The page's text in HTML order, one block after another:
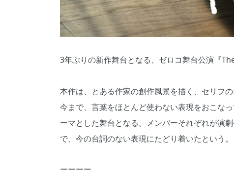
3年ぶりの新作舞台となる、ゼロコ舞台公演『
本作は、とある作家の創作風景を描く、セリフの
今まで、言葉をほとんど使わない表現をおこな
ーマとした舞台となる。メンバーそれぞれが演
で、今の台詞のない表現にたどり着いたという。
ーーーー